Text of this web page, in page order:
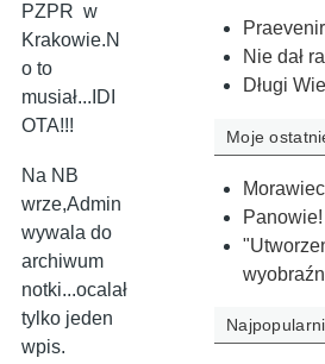
PZPR w
Krakowie.N
o to
musiał...IDI
OTA!!!
Na NB
wrze,Admin
wywala do
archiwum
notki...ocalał
tylko jeden
wpis.
Nie dał
Długi
Moje